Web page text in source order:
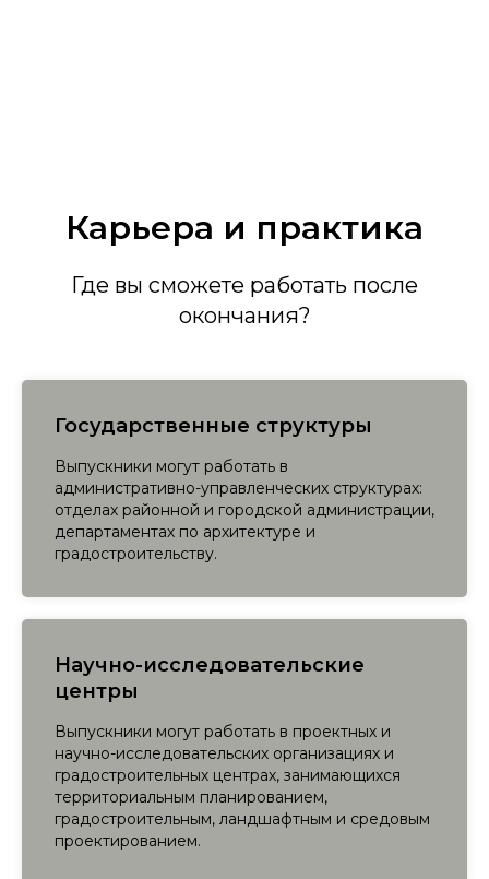
Карьера и практика
Где вы сможете работать после
окончания?
Государственные структуры
Выпускники могут работать в
административно-управленческих структурах:
отделах районной и городской администрации,
департаментах по архитектуре и
градостроительству.
Научно-исследовательские
центры
Выпускники могут работать в проектных и
научно-исследовательских организациях и
градостроительных центрах, занимающихся
территориальным планированием,
градостроительным, ландшафтным и средовым
проектированием.